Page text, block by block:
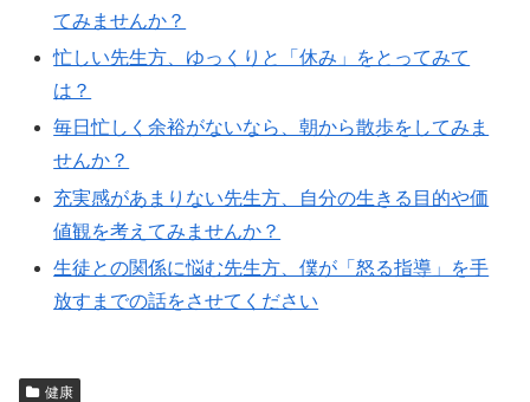
てみませんか？
忙しい先生方、ゆっくりと「休み」をとってみて
は？
毎日忙しく余裕がないなら、朝から散歩をしてみま
せんか？
充実感があまりない先生方、自分の生きる目的や価
値観を考えてみませんか？
生徒との関係に悩む先生方、僕が「怒る指導」を手
放すまでの話をさせてください
健康